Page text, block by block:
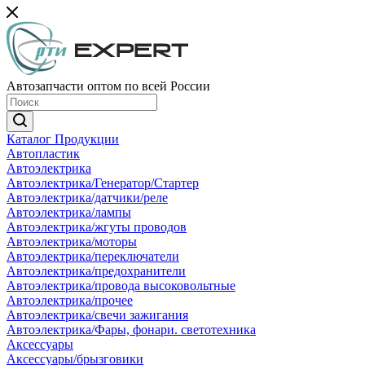
Автозапчасти оптом по всей России
Каталог Продукции
Автопластик
Автоэлектрика
Автоэлектрика/Генератор/Стартер
Автоэлектрика/датчики/реле
Автоэлектрика/лампы
Автоэлектрика/жгуты проводов
Автоэлектрика/моторы
Автоэлектрика/переключатели
Автоэлектрика/предохранители
Автоэлектрика/провода высоковольтные
Автоэлектрика/прочее
Автоэлектрика/свечи зажигания
Автоэлектрика/Фары, фонари. светотехника
Аксессуары
Аксессуары/брызговики